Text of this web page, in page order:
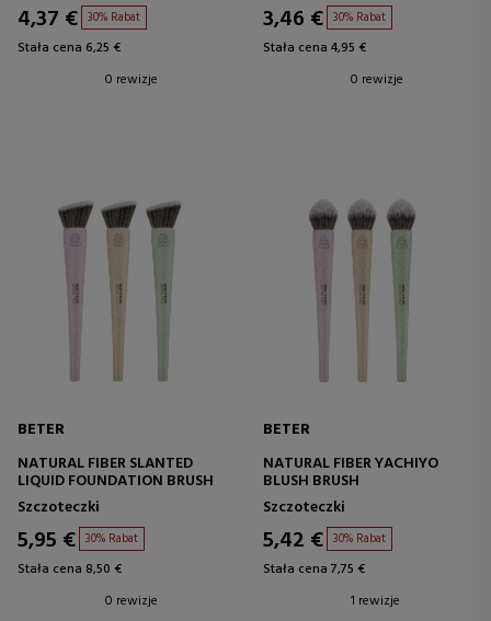
4,37 € 30% Rabat
Stała cena 6,25 €
0 rewizje
3,46 € 30% Rabat
Stała cena 4,95 €
0 rewizje
BETER
NATURAL FIBER SLANTED
LIQUID FOUNDATION BRUSH
Szczoteczki
5,95 € 30% Rabat
Stała cena 8,50 €
0 rewizje
BETER
NATURAL FIBER YACHIYO
BLUSH BRUSH
Szczoteczki
5,42 € 30% Rabat
Stała cena 7,75 €
1 rewizje